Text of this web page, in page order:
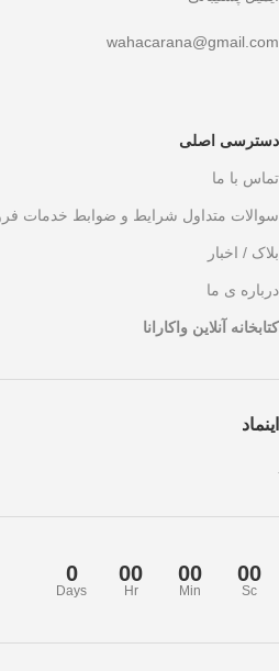
wahacarana@gmail.com
دسترسی اصلی
تماس با ما
سوالات متداول شرایط و ضوابط خدمات
بلاک / اخبار
درباره ی ما
کتابخانه آنلاین واکارانا
اینماد
0
Days
00
Hr
00
Min
00
Sc